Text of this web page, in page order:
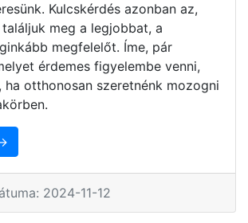
Kulcskérdés azonban az,
meg a legjobbat, a
megfelelőt. Íme, pár
érdemes figyelembe venni,
ha otthonosan szeretnénk mozogni
2024-11-12